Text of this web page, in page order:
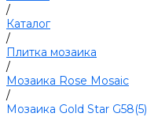
/
Каталог
/
Плитка мозаика
/
Мозаика Rose Mosaic
/
Мозаика Gold Star G58(5)